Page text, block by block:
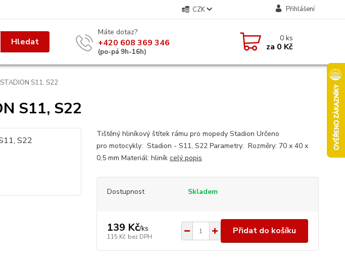
CZK Přihlášení
Hledat
Máte dotaz?
+420 608 369 346
(po-pá 9h-16h)
0ks
za 0 Kč
S11, S22
S11, S22
Tištěný hliníkový štítek rámu pro mopedy Stadion Určeno
pro motocykly: Stadion - S11, S22 Parametry: Rozměry: 70 x 40 x
0,5 mm Materiál: hliník celý popis
Dostupnost Skladem
139 Kč/ks
115 Kč bez DPH
Přidat do košíku